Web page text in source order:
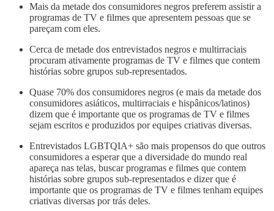
Mais da metade dos consumidores negros preferem assistir a
programas de TV e filmes que apresentem pessoas que se
pareçam com eles.
Cerca de metade dos entrevistados negros e multirraciais
procuram ativamente programas de TV e filmes que contem
histórias sobre grupos sub-representados.
Quase 70% dos consumidores negros (e mais da metade dos
consumidores asiáticos, multirraciais e hispânicos/latinos)
dizem que é importante que os programas de TV e filmes
sejam escritos e produzidos por equipes criativas diversas.
Entrevistados LGBTQIA+ são mais propensos do que outros
consumidores a esperar que a diversidade do mundo real
apareça nas telas, buscar programas e filmes que contem
histórias sobre grupos sub-representados e dizer que é
importante que os programas de TV e filmes tenham equipes
criativas diversas por trás deles.